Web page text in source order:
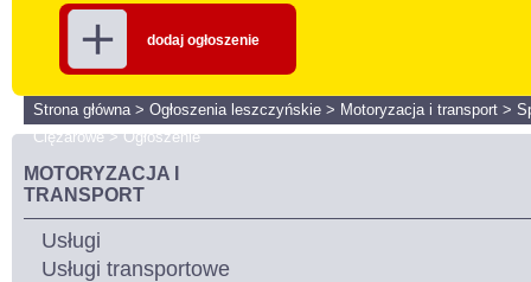
dodaj ogłoszenie
Strona główna> Ogłoszenia leszczyńskie > Motoryzacja i transport >
Ciężarowe>Ogłoszenie
MOTORYZACJA I
TRANSPORT
Usługi
Usługi transportowe